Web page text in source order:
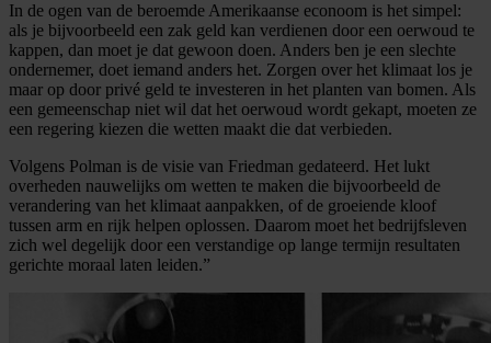
In de ogen van de beroemde Amerikaanse econoom is het simpel:
als je bijvoorbeeld een zak geld kan verdienen door een oerwoud te
kappen, dan moet je dat gewoon doen. Anders ben je een slechte
ondernemer, doet iemand anders het. Zorgen over het klimaat los je
maar op door privé geld te investeren in het planten van bomen. Als
een gemeenschap niet wil dat het oerwoud wordt gekapt, moeten ze
een regering kiezen die wetten maakt die dat verbieden.
Volgens Polman is de visie van Friedman gedateerd. Het lukt
overheden nauwelijks om wetten te maken die bijvoorbeeld de
verandering van het klimaat aanpakken, of de groeiende kloof
tussen arm en rijk helpen oplossen. Daarom moet het bedrijfsleven
zich wel degelijk door een verstandige op lange termijn resultaten
gerichte moraal laten leiden.”